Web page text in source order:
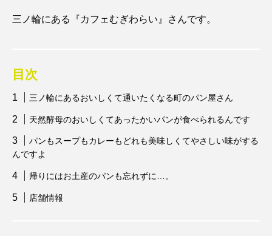
三ノ輪にある『カフェむぎわらい』さんです。
目次
三ノ輪にあるおいしくて通いたくなる町のパン屋さん
天然酵母のおいしくてあったかいパンが食べられるんです
パンもスープもカレーもどれも美味しくてやさしい味がする
んですよ
帰りにはお土産のパンも忘れずに…。
店舗情報